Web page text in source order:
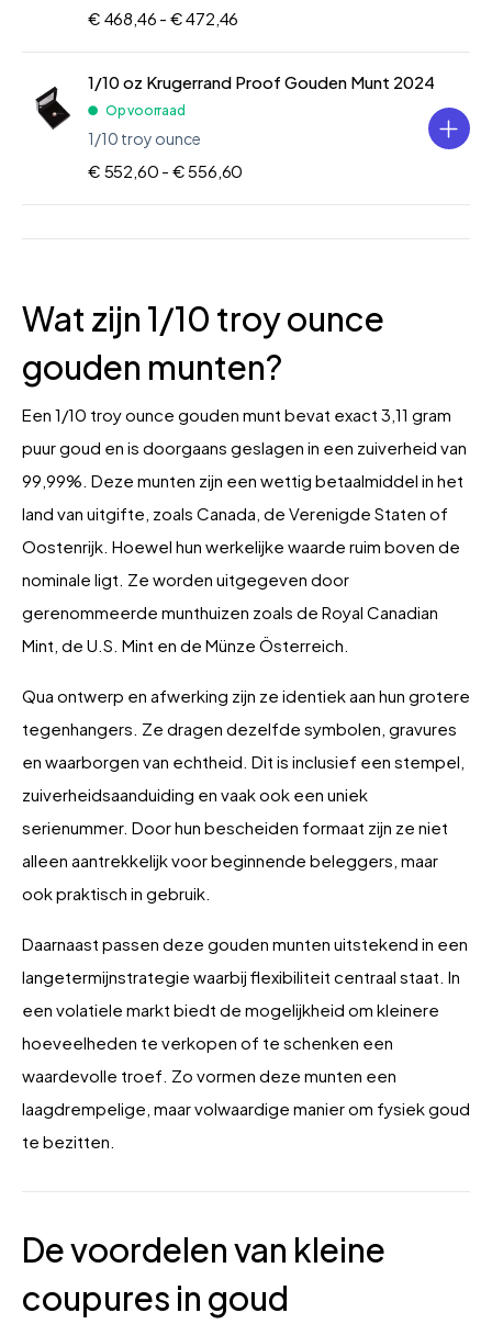
€ 468,46 - € 472,46
1/10 oz Krugerrand Proof Gouden Munt 2024
Op voorraad
1/10 troy ounce
€ 552,60 - € 556,60
Wat zijn 1/10 troy ounce
gouden munten?
Een 1/10 troy ounce gouden munt bevat exact 3,11 gram
puur goud en is doorgaans geslagen in een zuiverheid van
99,99%. Deze munten zijn een wettig betaalmiddel in het
land van uitgifte, zoals Canada, de Verenigde Staten of
Oostenrijk. Hoewel hun werkelijke waarde ruim boven de
nominale ligt. Ze worden uitgegeven door
gerenommeerde munthuizen zoals de Royal Canadian
Mint, de U.S. Mint en de Münze Österreich.
Qua ontwerp en afwerking zijn ze identiek aan hun grotere
tegenhangers. Ze dragen dezelfde symbolen, gravures
en waarborgen van echtheid. Dit is inclusief een stempel,
zuiverheidsaanduiding en vaak ook een uniek
serienummer. Door hun bescheiden formaat zijn ze niet
alleen aantrekkelijk voor beginnende beleggers, maar
ook praktisch in gebruik.
Daarnaast passen deze gouden munten uitstekend in een
langetermijnstrategie waarbij flexibiliteit centraal staat. In
een volatiele markt biedt de mogelijkheid om kleinere
hoeveelheden te verkopen of te schenken een
waardevolle troef. Zo vormen deze munten een
laagdrempelige, maar volwaardige manier om fysiek goud
te bezitten.
De voordelen van kleine
coupures in goud